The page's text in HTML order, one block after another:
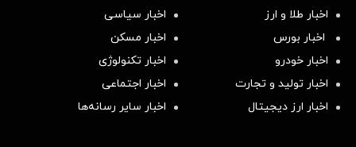
اخبار طلا و ارز
اخبار سیاسی
اخبار بورس
اخبار مسکن
اخبار خودرو
اخبار تکنولوژی
اخبار تولید و تجارت
اخبار اجتماعی
اخبار ارز دیجیتال
اخبار سایر رسانه‌‌ها